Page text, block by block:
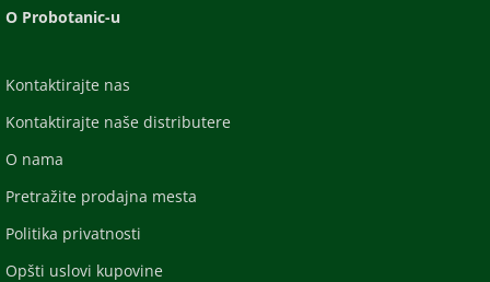
O Probotanic-u
Kontaktirajte nas
Kontaktirajte naše distributere
O nama
Pretražite prodajna mesta
Politika privatnosti
Opšti uslovi kupovine